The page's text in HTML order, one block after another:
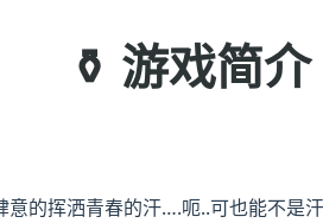
⚱️ 游戏简介
的挥洒青春的汗….呃..可也能不是